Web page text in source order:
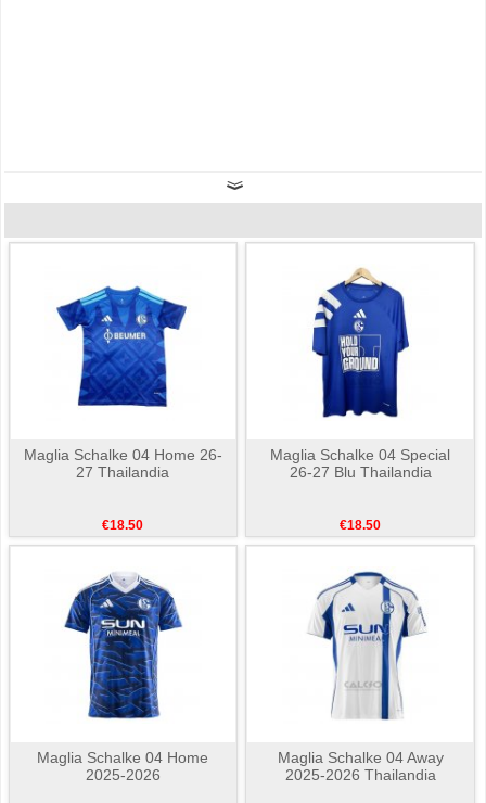
Maglia Schalke 04 Home 26-
27 Thailandia
€18.50
Maglia Schalke 04 Special
26-27 Blu Thailandia
€18.50
Maglia Schalke 04 Home
2025-2026
Maglia Schalke 04 Away
2025-2026 Thailandia